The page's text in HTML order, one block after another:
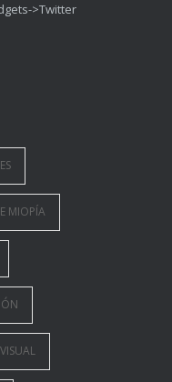
>Twitter
MIOPÍA